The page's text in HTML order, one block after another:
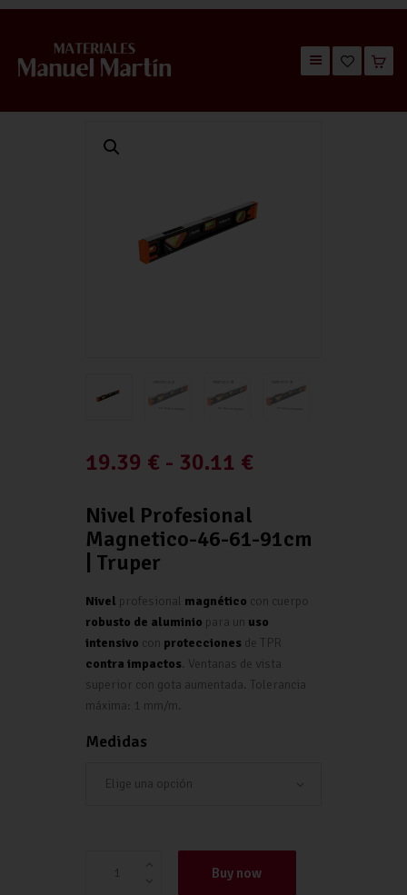
CATÁLOGOS
19.39 € - 30.11 €
Nivel Profesional
Magnetico-46-61-91cm
| Truper
Nivel profesional magnético con cuerpo
robusto de aluminio para un uso
intensivo con protecciones de TPR
contra impactos. Ventanas de vista
superior con gota aumentada. Tolerancia
máxima: 1 mm/m.
Medidas
Buy now